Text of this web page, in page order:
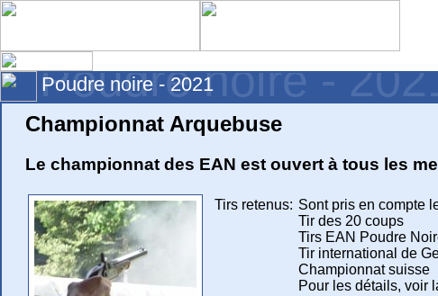
Poudre noire -
Poudre noire - 2021
Championnat Arquebuse
Le championnat des EAN est ouvert à tous les
Tirs retenus: Sont pris en compte
Tir des 20 coups
Tirs EAN Poudre
Tir international de
Championnat suisse
Pour les détails, voir